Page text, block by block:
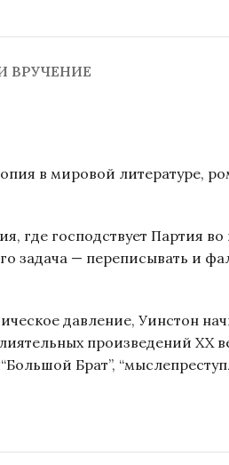
ВРУЧЕНИЕ
в мировой литературе,
где господствует Партия
задача — переписывать и
давление, Уинстон
произведений XX
Брат”,